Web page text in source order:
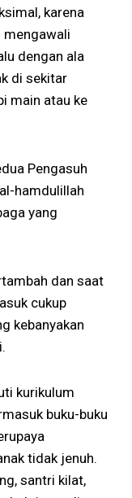
karena
mengawali
dengan ala
di sekitar
main atau ke
Pengasuh
hamdulillah
yang
dan saat
cukup
kebanyakan
kurikulum
buku-buku
tidak jenuh.
santri kilat,